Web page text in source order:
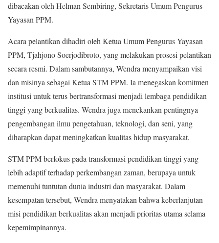
dibacakan oleh Helman Sembiring, Sekretaris Umum Pengurus
Yayasan PPM.
Acara pelantikan dihadiri oleh Ketua Umum Pengurus Yayasan
PPM, Tjahjono Soerjodibroto, yang melakukan prosesi pelantikan
secara resmi. Dalam sambutannya, Wendra menyampaikan visi
dan misinya sebagai Ketua STM PPM. Ia menegaskan komitmen
institusi untuk terus bertransformasi menjadi lembaga pendidikan
tinggi yang berkualitas. Wendra juga menekankan pentingnya
pengembangan ilmu pengetahuan, teknologi, dan seni, yang
diharapkan dapat meningkatkan kualitas hidup masyarakat.
STM PPM berfokus pada transformasi pendidikan tinggi yang
lebih adaptif terhadap perkembangan zaman, berupaya untuk
memenuhi tuntutan dunia industri dan masyarakat. Dalam
kesempatan tersebut, Wendra menyatakan bahwa keberlanjutan
misi pendidikan berkualitas akan menjadi prioritas utama selama
kepemimpinannya.